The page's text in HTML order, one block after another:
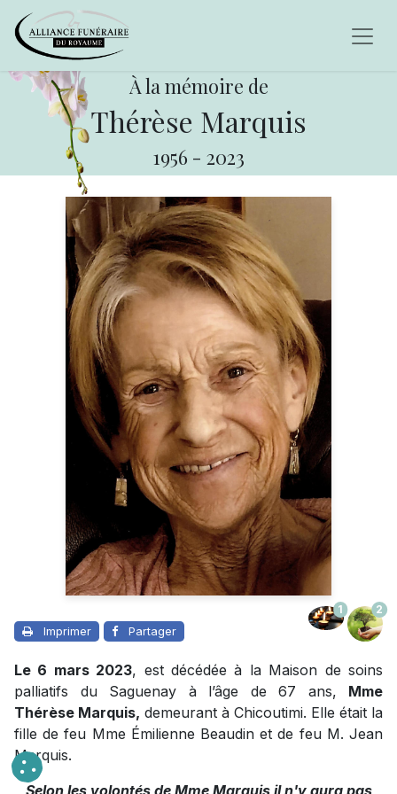
À la mémoire de
Thérèse Marquis
1956 - 2023
Imprimer Partager
1 2
Le 6 mars 2023, est décédée à la Maison de soins
palliatifs du Saguenay à l’âge de 67 ans, Mme
Thérèse Marquis, demeurant à Chicoutimi. Elle était la
fille de feu Mme Émilienne Beaudin et de feu M. Jean
Marquis.
Selon les volontés de Mme Marquis il n'y aura pas